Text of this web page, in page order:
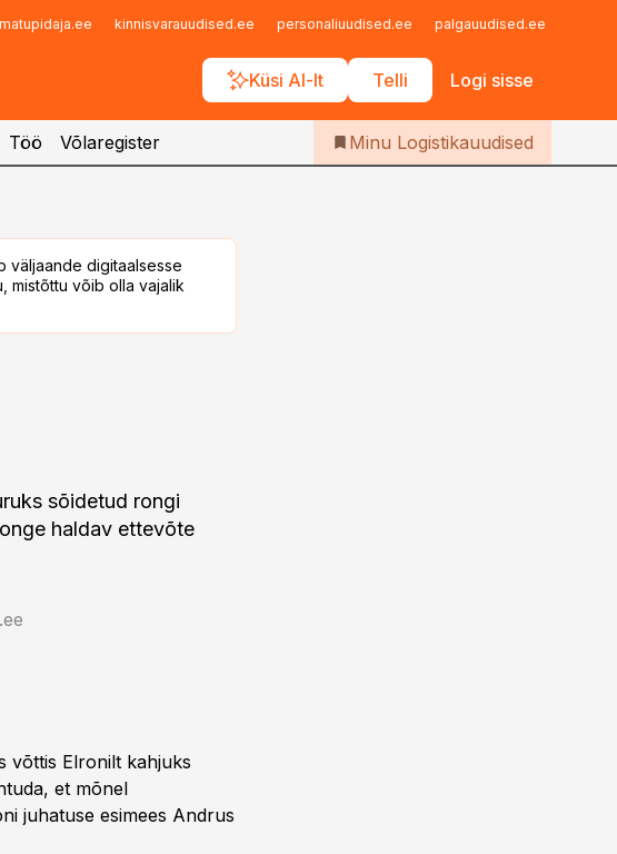
kinnisvarauudised.ee personaliuudised.ee palgauudised.ee
Küsi AI-lt Telli Logi sisse
Iseteenindus
Telli Logistikauudised
Töö Võlaregister Minu Logistikauudised
väljaande digitaalsesse
mistõttu võib olla vajalik
sõidetud rongi
haldav ettevõte
võttis Elronilt kahjuks
et mõnel
juhatuse esimees Andrus